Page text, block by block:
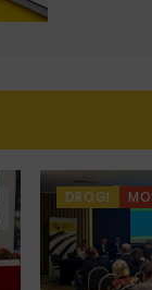
DROGI